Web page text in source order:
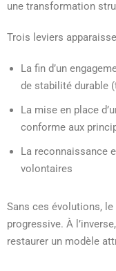
une transformation
Trois leviers
La fin d’un
de stabilité durable
La mise en place
conforme aux
La reconnaissance
volontaires
Sans ces évolutions,
progressive. À
restaurer un modèle